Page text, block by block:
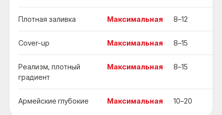
Плотная заливка Максимальная 8–12
Cover-up Максимальная 8–15
Реализм, плотный
градиент
Максимальная 8–15
Армейские глубокие Максимальная 10–20